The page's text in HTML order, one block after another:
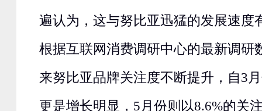
遍认为，这与努比亚迅猛的发展速度
根据互联网消费调研中心的最新调研
来努比亚品牌关注度不断提升，自3
更是增长明显，5月份则以8.6%的关